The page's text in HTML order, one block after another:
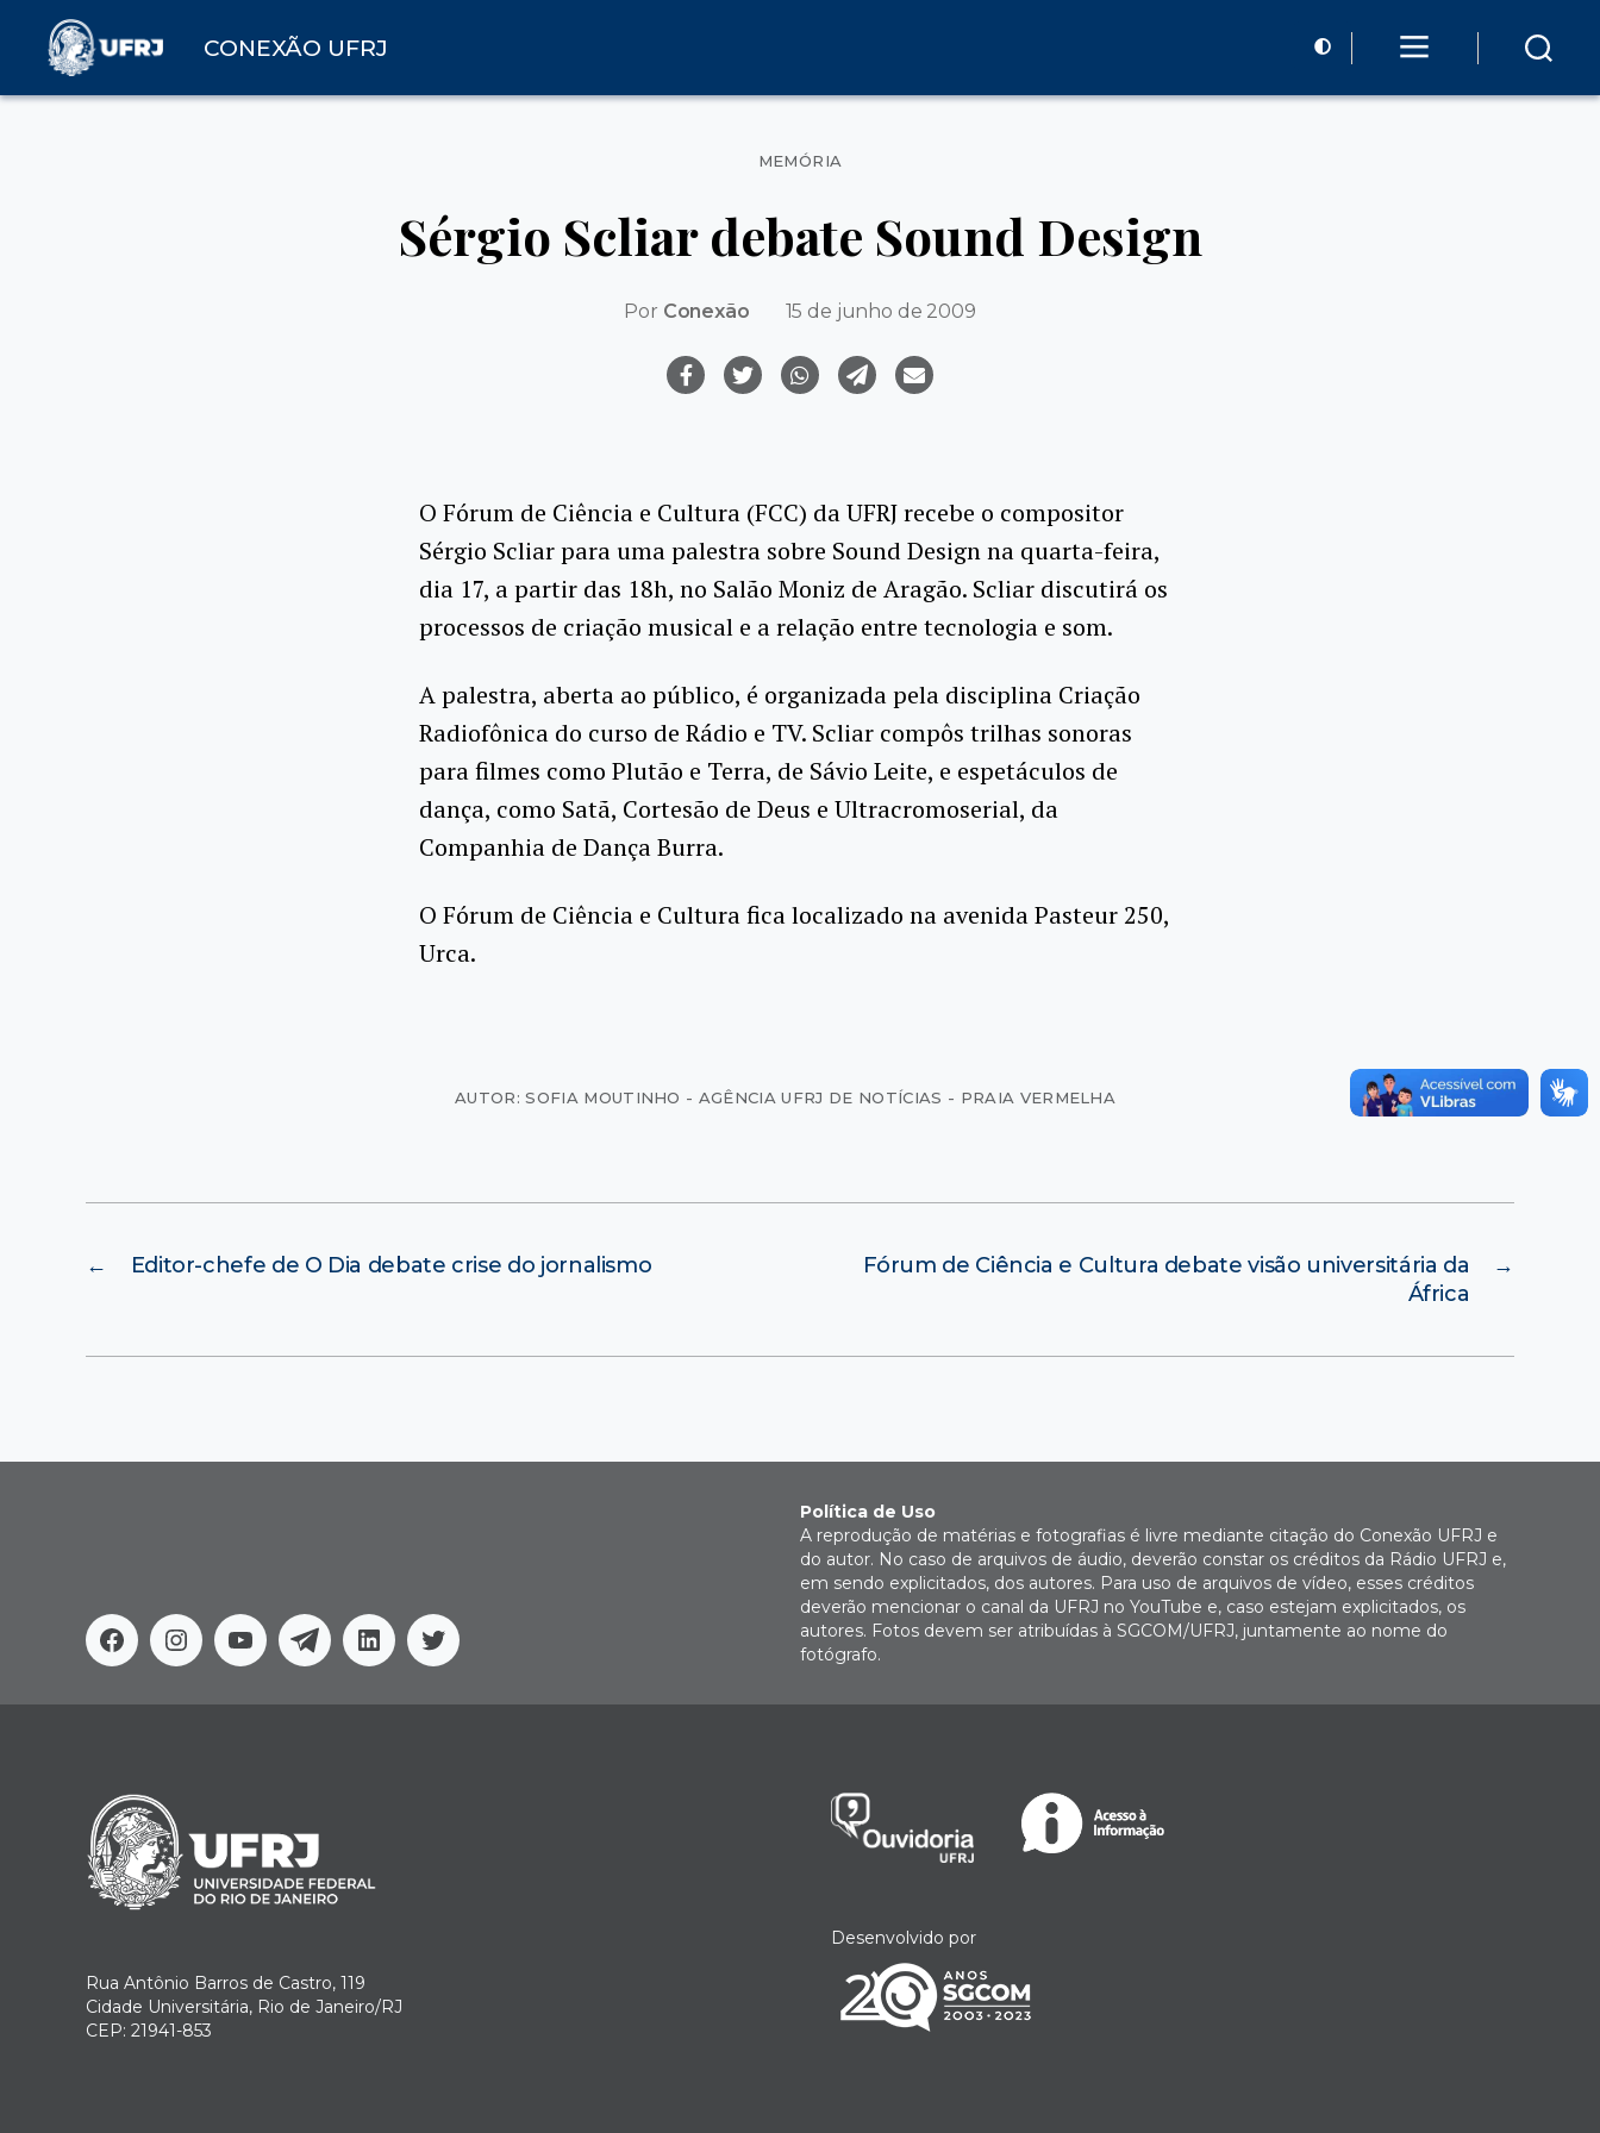
CONEXÃO UFRJ
Categorias
MEMÓRIA
Sérgio Scliar debate Sound Design
Por Conexão 15 de junho de 2009
O Fórum de Ciência e Cultura (FCC) da UFRJ recebe o compositor
Sérgio Scliar para uma palestra sobre Sound Design na quarta-feira,
dia 17, a partir das 18h, no Salão Moniz de Aragão. Scliar discutirá os
processos de criação musical e a relação entre tecnologia e som.
A palestra, aberta ao público, é organizada pela disciplina Criação
Radiofônica do curso de Rádio e TV. Scliar compôs trilhas sonoras
para filmes como Plutão e Terra, de Sávio Leite, e espetáculos de
dança, como Satã, Cortesão de Deus e Ultracromoserial, da
Companhia de Dança Burra.
O Fórum de Ciência e Cultura fica localizado na avenida Pasteur 250,
Urca.
AUTOR: SOFIA MOUTINHO - AGÊNCIA UFRJ DE NOTÍCIAS - PRAIA VERMELHA
← Editor-chefe de O Dia debate crise do jornalismo →
Fórum de Ciência e Cultura debate visão universitária da
África
FacebookInstagram
YoutubeTelegramLinkedinTwitter
Política de Uso
A reprodução de matérias e fotografias é livre mediante citação do Conexão UFRJ e
do autor. No caso de arquivos de áudio, deverão constar os créditos da Rádio UFRJ e,
em sendo explicitados, dos autores. Para uso de arquivos de vídeo, esses créditos
deverão mencionar o canal da UFRJ no YouTube e, caso estejam explicitados, os
autores. Fotos devem ser atribuídas à SGCOM/UFRJ, juntamente ao nome do
fotógrafo.
Rua Antônio Barros de Castro, 119
Cidade Universitária, Rio de Janeiro/RJ
CEP: 21941-853
Desenvolvido por